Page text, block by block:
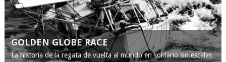
GOLDEN GLOBE RACE
La historia de la regata de vuelta al mundo en solitario sin escalas